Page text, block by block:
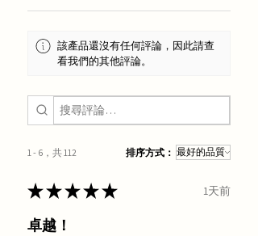
該產品還沒有任何評論，因此請查
看我們的其他評論。
1 - 6，共 112 排序方式：
★★★★★ 1天前
卓越！